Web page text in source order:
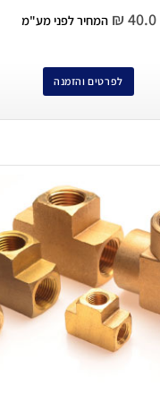
₪ 40.0 המחיר לפני מע"מ
לפרטים והזמנה